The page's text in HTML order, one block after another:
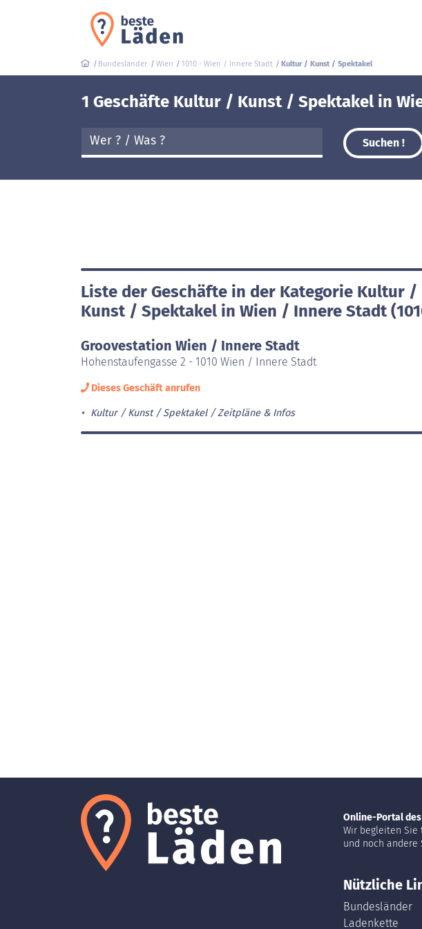
Bundesländer Wien 1010 - Wien / Innere Stadt Kultur / Kunst / Spektakel
1 Geschäfte Kultur / Kunst / Spektakel in
Suchen !
Liste der Geschäfte in der Kategorie Kultur /
Kunst / Spektakel in Wien / Innere Stadt
Groovestation Wien / Innere Stadt
Hohenstaufengasse 2 - 1010 Wien / Innere Stadt
Dieses Geschäft anrufen
Kultur / Kunst / Spektakel Zeitpläne & Infos
Online-Portal
Wir begleiten
und noch andere
Nützliche
Bundesländer
Ladenkette